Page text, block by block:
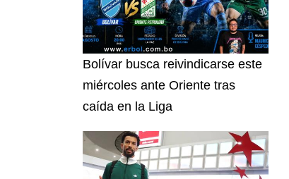
Bolívar busca reivindicarse este
miércoles ante Oriente tras
caída en la Liga